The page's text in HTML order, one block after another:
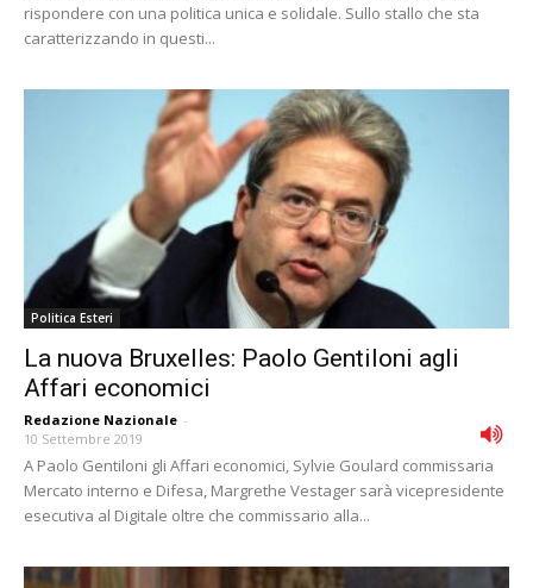
rispondere con una politica unica e solidale. Sullo stallo che sta
caratterizzando in questi...
Politica Esteri
La nuova Bruxelles: Paolo Gentiloni agli
Affari economici
Redazione Nazionale -
10 Settembre 2019
A Paolo Gentiloni gli Affari economici, Sylvie Goulard commissaria
Mercato interno e Difesa, Margrethe Vestager sarà vicepresidente
esecutiva al Digitale oltre che commissario alla...